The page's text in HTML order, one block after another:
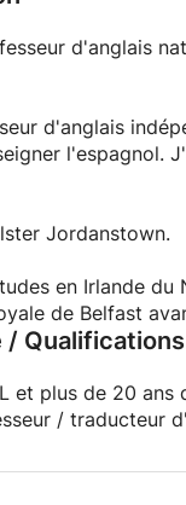
d'anglais
d'anglais
l'espagnol.
Jordanstown.
en Irlande
de Belfast
/ Qualifications
et plus de 20 ans
/ traducteur